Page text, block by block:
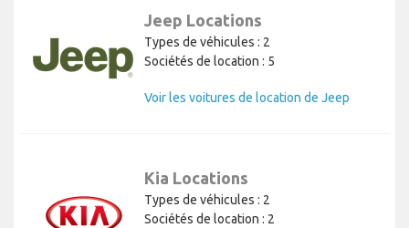
Jeep Locations
Types de véhicules : 2
Sociétés de location : 5
Voir les voitures de location de Jeep
Kia Locations
Types de véhicules : 2
Sociétés de location : 2